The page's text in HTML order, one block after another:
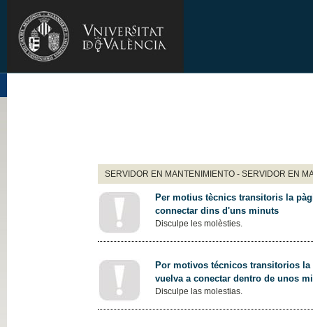
SERVIDOR EN MANTENIMIENTO - SERVIDOR EN
Per motius tècnics transitoris la
connectar dins d'uns minuts
Disculpe les molèsties.
Por motivos técnicos transitorios
vuelva a conectar dentro de unos
Disculpe las molestias.